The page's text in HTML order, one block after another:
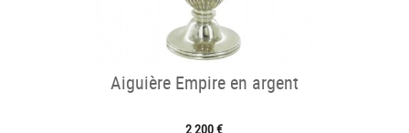
Aiguière Empire en argent
2 200 €